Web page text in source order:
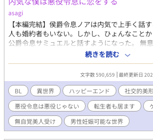
らスラムを改革していって……！？ *誤字報告
ます！ *カエサル＝プレート 修正しました。
asagi
【本編完結】侯爵令息ノアは内気で上手く話
人も婚約者もいない。しかし、ひょんなこと
公爵令息サミュエルと話すようになった。 無
惹かれていくノア。でも、サミュエルは王太子
は叶うはずもない想い……。 一方で、学園で
っていた。編入してきた男爵令息アシェルが
にいるようで。 その騒ぎはノアとサミュエル
していき――。 自分に自信を持てない内気な
青年サミュエルの恋の物語。 ノア→侯爵家嫡男
→公爵家三男。王太子の婚約者。次期王配予定
男爵家養子。元平民。 BLゲーム要素がありま
性妊娠可能な設定です。 ※138と139で公開日
続きを読む
文字数 590,659 最終更新日
BL 異世界 ハッピーエンド
社交的美
悪役令息は悪役じゃない
転生者も居ます
無自覚美人受け
男性妊娠可能な世界